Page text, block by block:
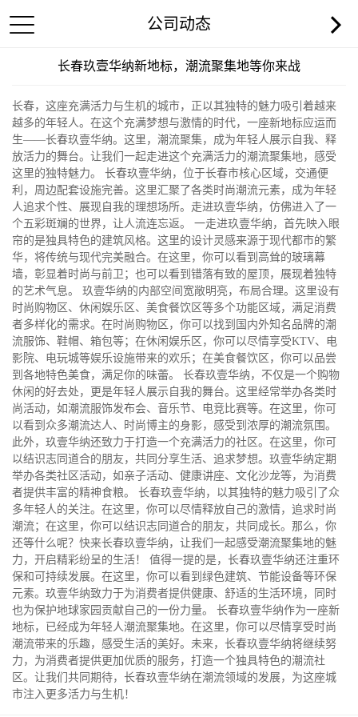
公司动态
长春玖壹华纳新地标，潮流聚集地等你来战
长春，这座充满活力与生机的城市，正以其独特的魅力吸引着越来
越多的年轻人。在这个充满梦想与激情的时代，一座新地标应运而
生——长春玖壹华纳。这里，潮流聚集，成为年轻人展示自我、释
放活力的舞台。让我们一起走进这个充满活力的潮流聚集地，感受
这里的独特魅力。 长春玖壹华纳，位于长春市核心区域，交通便
利，周边配套设施完善。这里汇聚了各类时尚潮流元素，成为年轻
人追求个性、展现自我的理想场所。走进玖壹华纳，仿佛进入了一
个五彩斑斓的世界，让人流连忘返。 一走进玖壹华纳，首先映入眼
帘的是独具特色的建筑风格。这里的设计灵感来源于现代都市的繁
华，将传统与现代完美融合。在这里，你可以看到高耸的玻璃幕
墙，彰显着时尚与前卫；也可以看到错落有致的屋顶，展现着独特
的艺术气息。 玖壹华纳的内部空间宽敞明亮，布局合理。这里设有
时尚购物区、休闲娱乐区、美食餐饮区等多个功能区域，满足消费
者多样化的需求。在时尚购物区，你可以找到国内外知名品牌的潮
流服饰、鞋帽、箱包等；在休闲娱乐区，你可以尽情享受KTV、电
影院、电玩城等娱乐设施带来的欢乐；在美食餐饮区，你可以品尝
到各地特色美食，满足你的味蕾。 长春玖壹华纳，不仅是一个购物
休闲的好去处，更是年轻人展示自我的舞台。这里经常举办各类时
尚活动，如潮流服饰发布会、音乐节、电竞比赛等。在这里，你可
以看到众多潮流达人、时尚博主的身影，感受到浓厚的潮流氛围。
此外，玖壹华纳还致力于打造一个充满活力的社区。在这里，你可
以结识志同道合的朋友，共同分享生活、追求梦想。玖壹华纳定期
举办各类社区活动，如亲子活动、健康讲座、文化沙龙等，为消费
者提供丰富的精神食粮。 长春玖壹华纳，以其独特的魅力吸引了众
多年轻人的关注。在这里，你可以尽情释放自己的激情，追求时尚
潮流；在这里，你可以结识志同道合的朋友，共同成长。那么，你
还等什么呢？快来长春玖壹华纳，让我们一起感受潮流聚集地的魅
力，开启精彩纷呈的生活！ 值得一提的是，长春玖壹华纳还注重环
保和可持续发展。在这里，你可以看到绿色建筑、节能设备等环保
元素。玖壹华纳致力于为消费者提供健康、舒适的生活环境，同时
也为保护地球家园贡献自己的一份力量。 长春玖壹华纳作为一座新
地标，已经成为年轻人潮流聚集地。在这里，你可以尽情享受时尚
潮流带来的乐趣，感受生活的美好。未来，长春玖壹华纳将继续努
力，为消费者提供更加优质的服务，打造一个独具特色的潮流社
区。让我们共同期待，长春玖壹华纳在潮流领域的发展，为这座城
市注入更多活力与生机！